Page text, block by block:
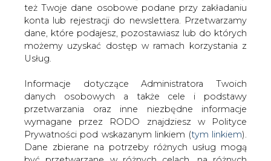
Pamiętaj, że w związku z przetwarzaniem danych
osobowych przysługuje Ci szereg gwarancji i praw,
a przede wszystkim prawo do odwołania zgody
oraz prawo sprzeciwu wobec przetwarzania Twoich
danych. Prawa te będą przez nas bezwzględnie
przestrzegane. Prawo do wniesienia sprzeciwu
wobec przetwarzania danych z przyczyn
związanych z Twoją szczególną sytuacją, po
skutecznym wniesieniu prawa do sprzeciwu Twoje
dane nie będą przetwarzane o ile nie będzie istnieć
ważna prawnie uzasadniona podstawa do
przetwarzania, nadrzędna wobec Twoich interesów,
Dzięki wykorzystaniu paneli słonecznych uda się uniknąć
emisji 5300 ton CO2 rocznie.
#Energetyka # kraj
Wydawca portalu CIRE zgadza się na włączenie publikacji do
szkoleń treningowych LLM.
KOMENTARZE